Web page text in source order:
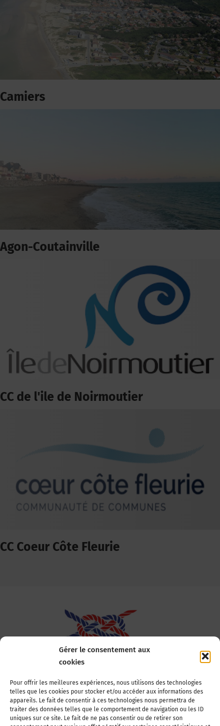
Gérer le consentement aux
cookies
Pour offrir les meilleures expériences, nous utilisons des technologies
telles que les cookies pour stocker et/ou accéder aux informations des
appareils. Le fait de consentir à ces technologies nous permettra de
traiter des données telles que le comportement de navigation ou les ID
uniques sur ce site. Le fait de ne pas consentir ou de retirer son
Camiers
Agon-Coutainville
CC de l'ile de Noirmoutier
CC Coeur Côte Fleurie
Association Nationale des Elus des Littoraux
22, boulevard de la Tour-Maubourg
75007 Paris
Tél : 01 44 11 11 70